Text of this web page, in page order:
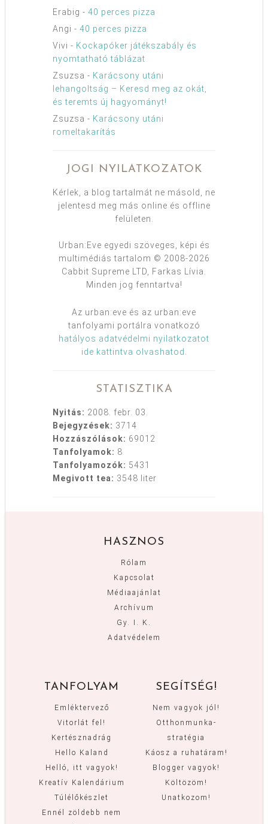
Erabig - 40 perces pizza
Angi - 40 perces pizza
Vivi - Kockapóker játékszabály és
nyomtatható táblázat
Zsuzsa - Karácsony utáni
lehangoltság – Keresd meg az okát,
és teremts új hagyományt!
Zsuzsa - Karácsony utáni
romeltakarítás
JOGI NYILATKOZATOK
Kérlek, a blog tartalmát ne másold, ne
jelentesd meg más online és offline
felületen.
Urban:Eve egyedi szöveges, képi és
multimédiás tartalom © 2008-2026
Cabbit Supreme LTD, Farkas Lívia.
Minden jog fenntartva!
Az urban:eve és az urban:eve
tanfolyami portálra vonatkozó
hatályos adatvédelmi nyilatkozatot
ide kattintva olvashatod
STATISZTIKA
Nyitás: 2008. febr. 03.
Bejegyzések: 3714
Hozzászólások: 69012
Tanfolyamok: 8
Tanfolyamozók: 5431
Megivott tea: 3548 liter
HASZNOS
Rólam
Kapcsolat
Médiaajánlat
Archívum
Gy. I. K.
Adatvédelem
TANFOLYAM
Emléktervező
Vitorlát fel!
Kertésznadrág
Hello Kaland
Helló, itt vagyok!
Kreatív Kalendárium
Túlélőkészlet
Ennél zöldebb nem
SEGÍTSÉG!
Nem vagyok jól!
Otthonmunka-
stratégia
Káosz a ruhatáram!
Blogger vagyok!
Költözöm!
Unatkozom!